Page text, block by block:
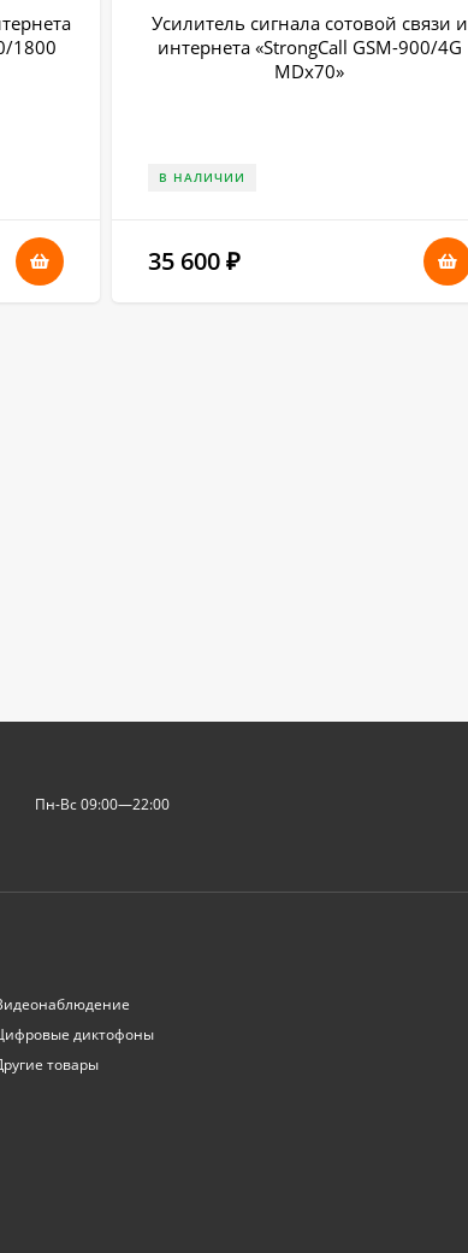
1800
Усилитель сигнала сотовой связи и
интернета «StrongCall GSM-900/4G
MDх70»
В НАЛИЧИИ
35 600 ₽
Пн-Вс 09:00—22:00
диктофоны
товары